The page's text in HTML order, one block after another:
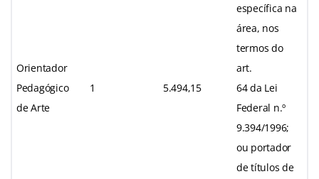
Orientador
Pedagógico
de Arte
1 5.494,15
específica na
área, nos
termos do
art.
64 da Lei
Federal n.º
9.394/1996;
ou portador
de títulos de